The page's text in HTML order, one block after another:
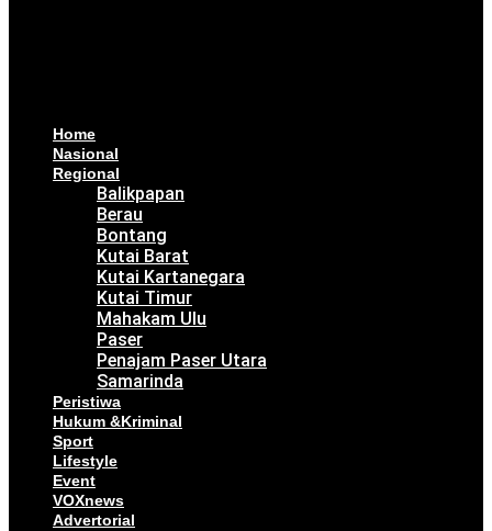
Home
Nasional
Regional
Balikpapan
Berau
Bontang
Kutai Barat
Kutai Kartanegara
Kutai Timur
Mahakam Ulu
Paser
Penajam Paser Utara
Samarinda
Peristiwa
Hukum &Kriminal
Sport
Lifestyle
Event
VOXnews
Advertorial